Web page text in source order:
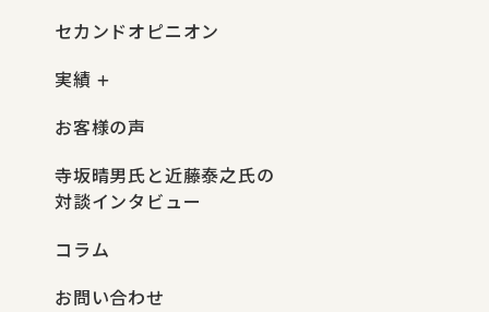
セカンドオピニオン
実績
お客様の声
寺坂晴男氏と近藤泰之氏の
対談インタビュー
コラム
お問い合わせ